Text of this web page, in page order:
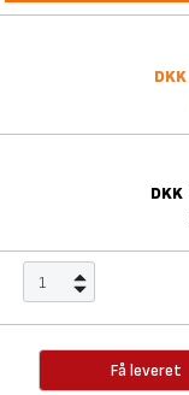
DKK
DKK
Få leveret